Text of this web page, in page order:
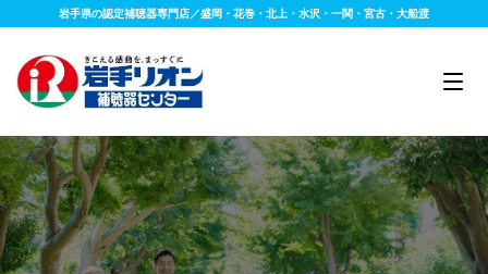
岩手県の認定補聴器専門店／盛岡・花巻・北上・水沢・一関・宮古・大船渡